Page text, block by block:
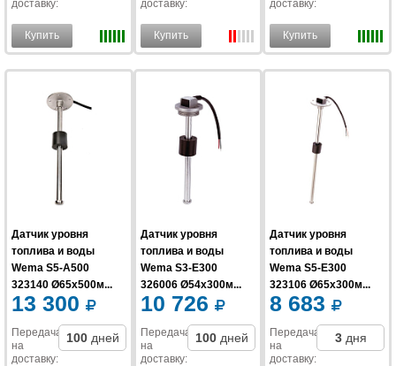
доставку:
Купить
доставку:
Купить
доставку:
Купить
Датчик уровня
топлива и воды
Wema S5-A500
323140 Ø65x500м...
13 300
Передача
на
доставку:
100 дней
Датчик уровня
топлива и воды
Wema S3-E300
326006 Ø54x300м...
10 726
Передача
на
доставку:
100 дней
Датчик уровня
топлива и воды
Wema S5-E300
323106 Ø65x300м...
8 683
Передача
на
доставку:
3 дня